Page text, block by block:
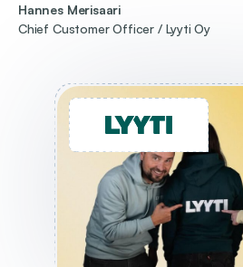
Hannes Merisaari
Chief Customer Officer / Lyyti Oy